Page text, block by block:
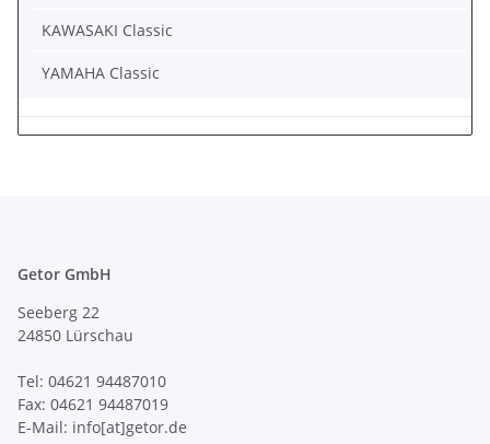
KAWASAKI Classic
YAMAHA Classic
Getor GmbH
Seeberg 22
24850 Lürschau
Tel: 04621 94487010
Fax: 04621 94487019
E-Mail: info[at]getor.de